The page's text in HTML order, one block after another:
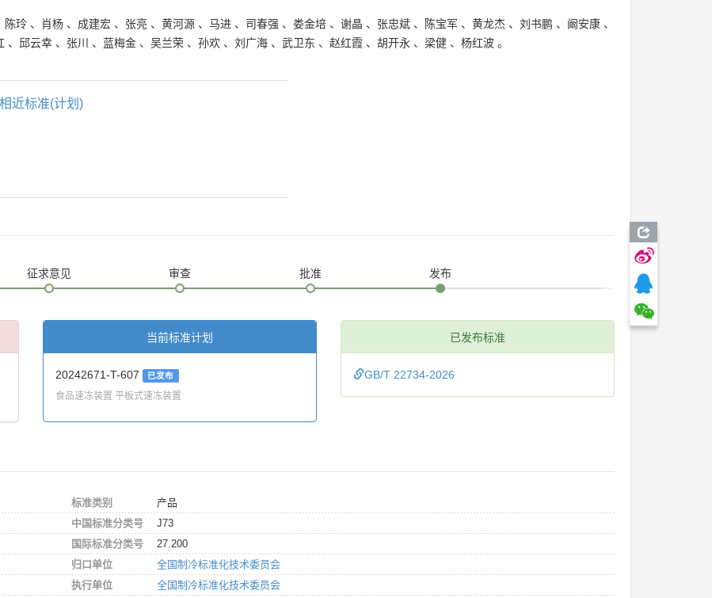
陈玲 、 肖杨 、 成建宏 、 张亮 、 黄河源 、 马进 、 司春强 、 娄金培 、 谢晶 、 张忠斌 、 陈宝军 、 黄龙杰 、 刘书鹏 、 阚安康 、
、 邱云幸 、 张川 、 蓝梅金 、 吴兰荣 、 孙欢 、 刘广海 、 武卫东 、 赵红霞 、 胡开永 、 梁健 、 杨红波 。
相近标准(计划)
征求意见 审查 批准 发布
当前标准计划
20242671-T-607 已发布
食品速冻装置 平板式速冻装置
已发布标准
GB/T 22734-2026
标准类别
产品
中国标准分类号
J73
国际标准分类号
27.200
归口单位
全国制冷标准化技术委员会
执行单位
全国制冷标准化技术委员会